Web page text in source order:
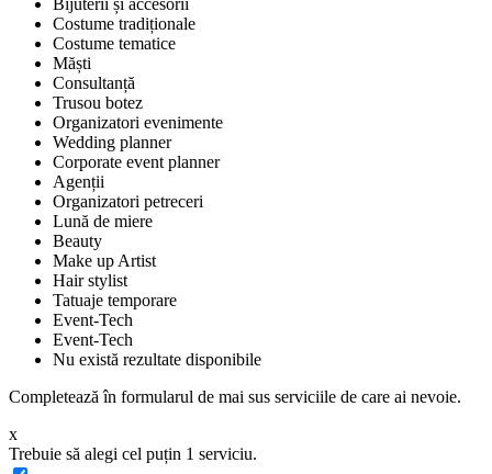
Bijuterii și accesorii
Costume tradiționale
Costume tematice
Măști
Consultanță
Trusou botez
Organizatori evenimente
Wedding planner
Corporate event planner
Agenții
Organizatori petreceri
Lună de miere
Beauty
Make up Artist
Hair stylist
Tatuaje temporare
Event-Tech
Event-Tech
Nu există rezultate disponibile
Completează în formularul de mai sus serviciile de care ai nevoie.
x
Trebuie să alegi cel puțin 1 serviciu.